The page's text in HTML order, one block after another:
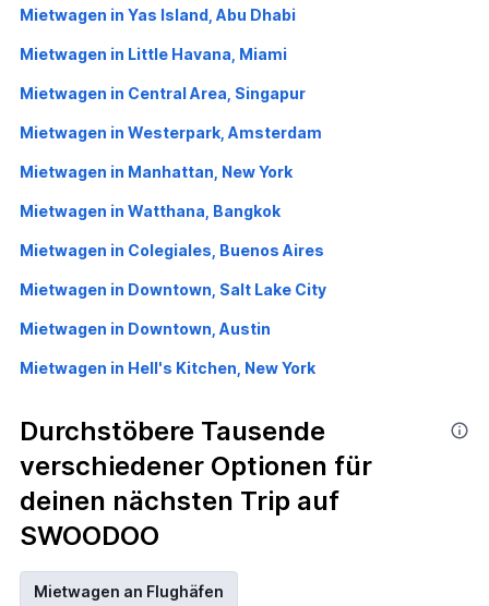
Mietwagen in Yas Island, Abu Dhabi
Mietwagen in Little Havana, Miami
Mietwagen in Central Area, Singapur
Mietwagen in Westerpark, Amsterdam
Mietwagen in Manhattan, New York
Mietwagen in Watthana, Bangkok
Mietwagen in Colegiales, Buenos Aires
Mietwagen in Downtown, Salt Lake City
Mietwagen in Downtown, Austin
Mietwagen in Hell's Kitchen, New York
Durchstöbere Tausende
verschiedener Optionen für
deinen nächsten Trip auf
SWOODOO
Mietwagen an Flughäfen